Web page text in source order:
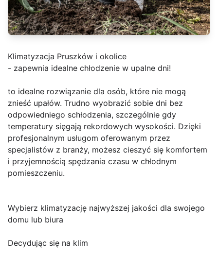
Klimatyzacja Pruszków i okolice
- zapewnia idealne chłodzenie w upalne dni!
to idealne rozwiązanie dla osób, które nie mogą
znieść upałów. Trudno wyobrazić sobie dni bez
odpowiedniego schłodzenia, szczególnie gdy
temperatury sięgają rekordowych wysokości. Dzięki
profesjonalnym usługom oferowanym przez
specjalistów z branży, możesz cieszyć się komfortem
i przyjemnością spędzania czasu w chłodnym
pomieszczeniu.
Wybierz klimatyzację najwyższej jakości dla swojego
domu lub biura
Decydując się na klim